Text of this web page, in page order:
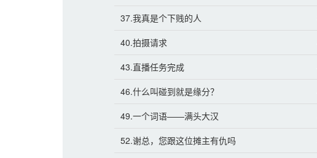
37.我真是个下贱的人
40.拍摄请求
43.直播任务完成
46.什么叫碰到就是缘分？
49.一个词语——满头大汉
52.谢总，您跟这位摊主有仇吗